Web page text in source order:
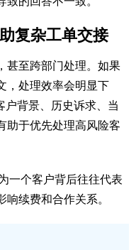
复杂工单交接
甚至跨部门处理。如果
，处理效率会明显下
户背景、历史诉求、当
助于优先处理高风险客
一个客户背后往往代表
续费和合作关系。